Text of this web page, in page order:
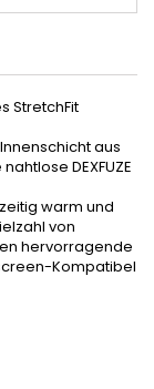
StretchFit
aus
DEXFUZE
warm und
von
hervorragende
Kompatibel